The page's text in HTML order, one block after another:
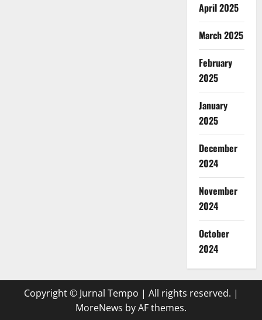
April 2025
March 2025
February
2025
January
2025
December
2024
November
2024
October
2024
Copyright © Jurnal Tempo | All rights reserved. |
MoreNews by AF themes.